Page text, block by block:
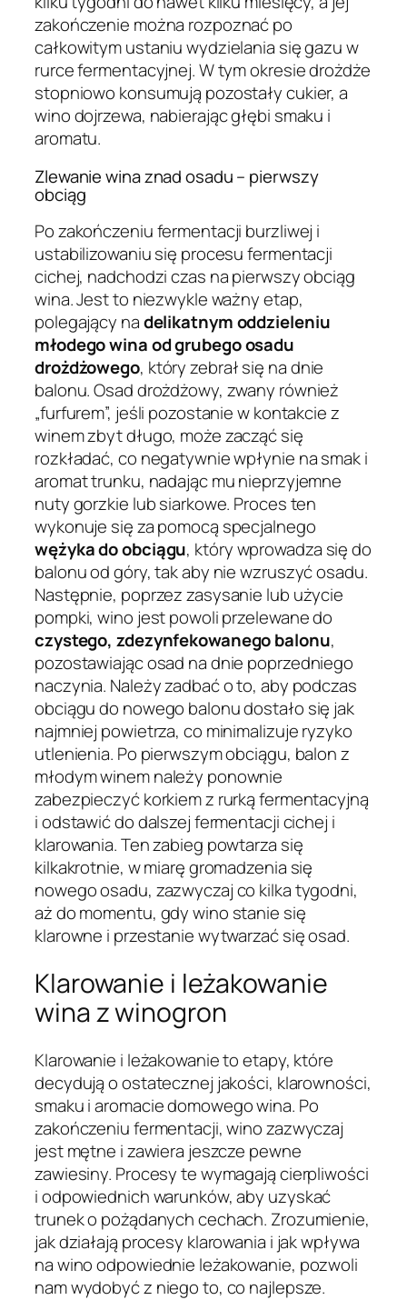
zakończenie można rozpoznać po
całkowitym ustaniu wydzielania się gazu w
rurce fermentacyjnej. W tym okresie drożdże
stopniowo konsumują pozostały cukier, a
wino dojrzewa, nabierając głębi smaku i
aromatu.
Zlewanie wina znad osadu – pierwszy
obciąg
Po zakończeniu fermentacji burzliwej i
ustabilizowaniu się procesu fermentacji
cichej, nadchodzi czas na pierwszy obciąg
wina. Jest to niezwykle ważny etap,
polegający nadelikatnym oddzieleniu
młodego wina od grubego osadu
drożdżowego, który zebrał się na dnie
balonu. Osad drożdżowy, zwany również
„furfurem”, jeśli pozostanie w kontakcie z
winem zbyt długo, może zacząć się
rozkładać, co negatywnie wpłynie na smak i
aromat trunku, nadając mu nieprzyjemne
nuty gorzkie lub siarkowe. Proces ten
wykonuje się za pomocą specjalnego
wężyka do obciągu, który wprowadza się do
balonu od góry, tak aby nie wzruszyć osadu.
Następnie, poprzez zasysanie lub użycie
pompki, wino jest powoli przelewane do
czystego, zdezynfekowanego balonu,
pozostawiając osad na dnie poprzedniego
naczynia. Należy zadbać o to, aby podczas
obciągu do nowego balonu dostało się jak
najmniej powietrza, co minimalizuje ryzyko
utlenienia. Po pierwszym obciągu, balon z
młodym winem należy ponownie
zabezpieczyć korkiem z rurką fermentacyjną
i odstawić do dalszej fermentacji cichej i
klarowania. Ten zabieg powtarza się
kilkakrotnie, w miarę gromadzenia się
nowego osadu, zazwyczaj co kilka tygodni,
aż do momentu, gdy wino stanie się
klarowne i przestanie wytwarzać się osad.
Klarowanie i leżakowanie
wina z winogron
Klarowanie i leżakowanie to etapy, które
decydują o ostatecznej jakości, klarowności,
smaku i aromacie domowego wina. Po
zakończeniu fermentacji, wino zazwyczaj
jest mętne i zawiera jeszcze pewne
zawiesiny. Procesy te wymagają cierpliwości
i odpowiednich warunków, aby uzyskać
trunek o pożądanych cechach. Zrozumienie,
jak działają procesy klarowania i jak wpływa
na wino odpowiednie leżakowanie, pozwoli
nam wydobyć z niego to, co najlepsze.